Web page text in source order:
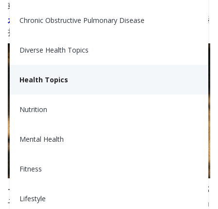
Chronic Obstructive Pulmonary Disease
Diverse Health Topics
Health Topics
Nutrition
Mental Health
Fitness
Lifestyle
或猪油。它们被宣传为有益的，但研究表明这
是炒作。所以如果你想要比椰奶或椰子奶油更好的选
择，请继续阅读。
一般来说，椰奶和椰子奶油是通过挤压成熟的棕色椰
子的果肉，保存流出的液体制成的。椰子奶油是椰奶